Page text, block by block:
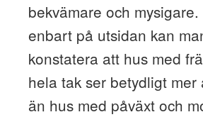
bekvämare och
enbart på utsidan kan
konstatera att hus med
hela tak ser betydligt mer
än hus med påväxt och